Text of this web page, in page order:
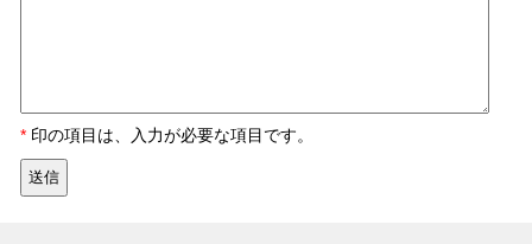
* 印の項目は、入力が必要な項目です。